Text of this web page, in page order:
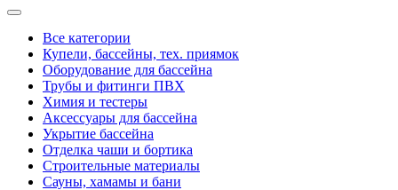
Все категории
Купели, бассейны, тех. приямок
Оборудование для бассейна
Трубы и фитинги ПВХ
Химия и тестеры
Аксессуары для бассейна
Укрытие бассейна
Отделка чаши и бортика
Строительные материалы
Сауны, хамамы и бани